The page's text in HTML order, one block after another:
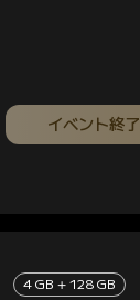
イベント終了
4 GB + 128 GB